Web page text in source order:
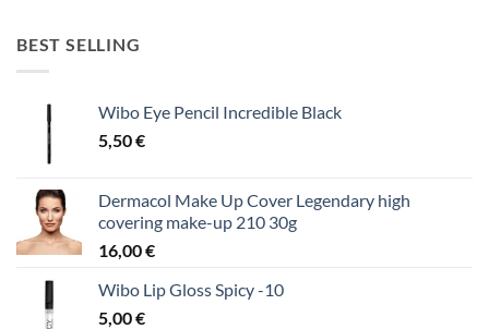
BEST SELLING
Wibo Eye Pencil Incredible Black
5,50€
Dermacol Make Up Cover Legendary high
covering make-up 210 30g
16,00€
Wibo Lip Gloss Spicy -10
5,00€